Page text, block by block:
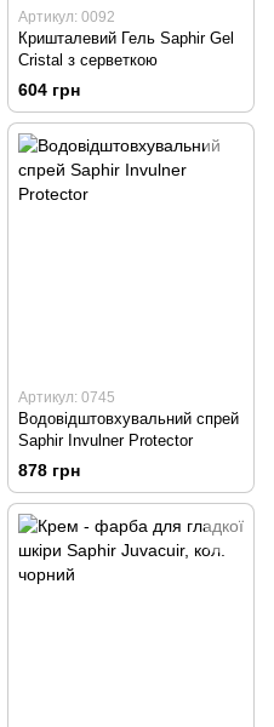
Артикул: 0092
Кришталевий Гель Saphir Gel
Cristal з серветкою
604 грн
Артикул: 0745
Водовідштовхувальний спрей
Saphir Invulner Protector
878 грн